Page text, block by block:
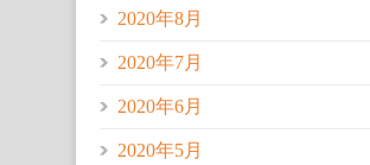
2020年8月
2020年7月
2020年6月
2020年5月